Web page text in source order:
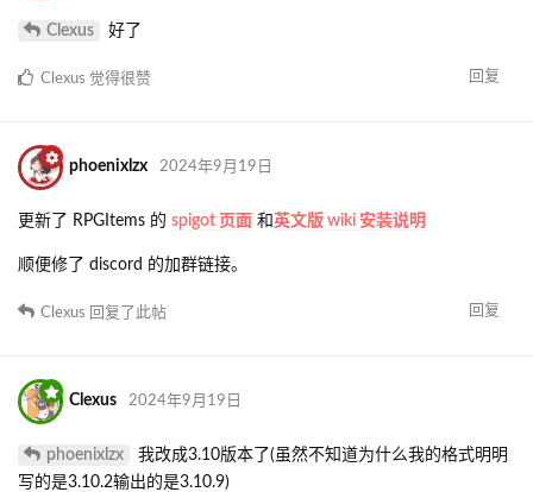
Clexus 好了
回复
Clexus 觉得很赞
phoenixlzx 2024年9月19日
更新了 RPGItems 的 spigot 页面 和英文版 wiki 安装说明
顺便修了 discord 的加群链接。
回复
Clexus 回复了此帖
Clexus 2024年9月19日
phoenixlzx
我改成3.10版本了(虽然不知道为什么我的格式明明
写的是3.10.2输出的是3.10.9)